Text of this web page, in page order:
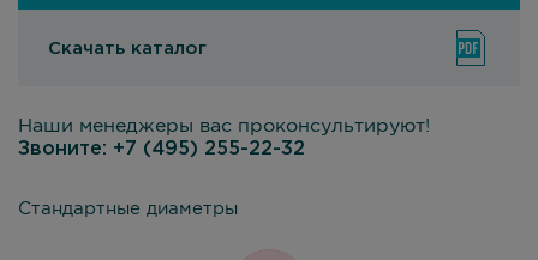
Скачать каталог
Наши менеджеры вас проконсультируют!
Звоните: +7 (495) 255-22-32
Стандартные диаметры